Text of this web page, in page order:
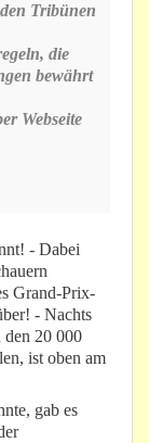
Tribünen
die
bewährt
Webseite
- Dabei
Grand-Prix-
- Nachts
den 20 000
ist oben am
gab es